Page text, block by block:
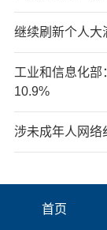
继续刷新个人大
工业和信息化部
10.9%
涉未成年人网络
首页